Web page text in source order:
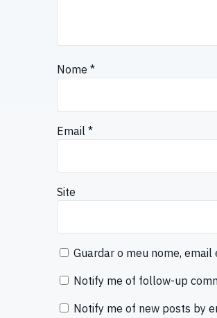
Nome *
Email *
Site
Guardar o meu nome,
Notify me of follow-up
Notify me of new posts by